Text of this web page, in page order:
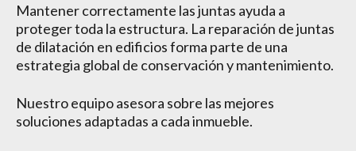
Mantener correctamente las juntas ayuda a
proteger toda la estructura. La reparación de juntas
de dilatación en edificios forma parte de una
estrategia global de conservación y mantenimiento.
Nuestro equipo asesora sobre las mejores
soluciones adaptadas a cada inmueble.